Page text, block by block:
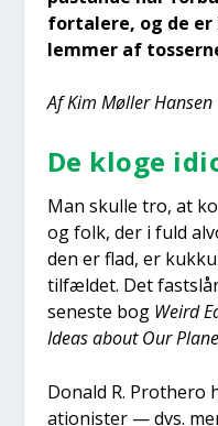
for­ta­le­re, og de
lem­mer af
Af Kim Møl­ler Han­sen
De klo­ge
Man skul­le tro, at
og folk, der i fuld
den er flad, er
til­fæl­det. Det
sene­ste bog Weird
Ideas about Our
Donald R. Pro­t­hero
a­tio­ni­ster — dvs.